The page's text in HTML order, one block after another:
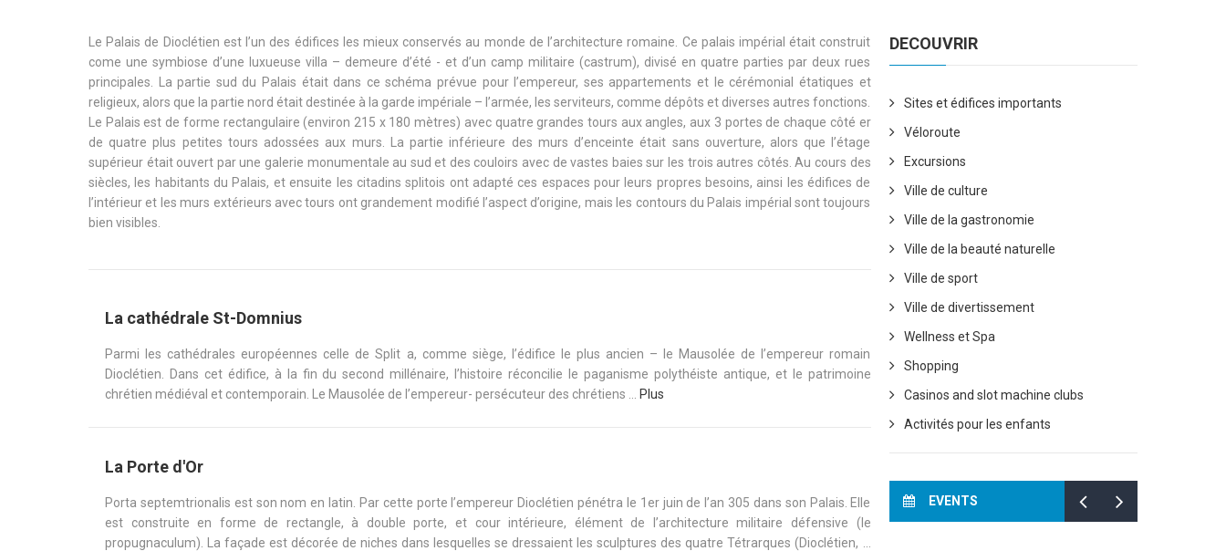
Le Palais de Dioclétien est l’un des édifices les mieux conservés au monde de l’architecture romaine. Ce palais impérial était construit
come une symbiose d’une luxueuse villa – demeure d’été - et d’un camp militaire (castrum), divisé en quatre parties par deux rues
principales. La partie sud du Palais était dans ce schéma prévue pour l’empereur, ses appartements et le cérémonial étatiques et
religieux, alors que la partie nord était destinée à la garde impériale – l’armée, les serviteurs, comme dépôts et diverses autres fonctions.
Le Palais est de forme rectangulaire (environ 215 x 180 mètres) avec quatre grandes tours aux angles, aux 3 portes de chaque côté er
de quatre plus petites tours adossées aux murs. La partie inférieure des murs d’enceinte était sans ouverture, alors que l’étage
supérieur était ouvert par une galerie monumentale au sud et des couloirs avec de vastes baies sur les trois autres côtés. Au cours des
siècles, les habitants du Palais, et ensuite les citadins splitois ont adapté ces espaces pour leurs propres besoins, ainsi les édifices de
l’intérieur et les murs extérieurs avec tours ont grandement modifié l’aspect d’origine, mais les contours du Palais impérial sont toujours
bien visibles.
La cathédrale St-Domnius
Parmi les cathédrales européennes celle de Split a, comme siège, l’édifice le plus ancien – le Mausolée de l’empereur romain
Dioclétien. Dans cet édifice, à la fin du second millénaire, l’histoire réconcilie le paganisme polythéiste antique, et le patrimoine
chrétien médiéval et contemporain. Le Mausolée de l’empereur- persécuteur des chrétiens ...
Plus
La Porte d'Or
Porta septemtrionalis est son nom en latin. Par cette porte l’empereur Dioclétien pénétra le 1er juin de l’an 305 dans son Palais. Elle
est construite en forme de rectangle, à double porte, et cour intérieure, élément de l’architecture militaire défensive (le
propugnaculum). La façade est décorée de niches dans lesquelles se dressaient les sculptures des quatre Tétrarques (Dioclétien, ...
DECOUVRIR
Sites et édifices importants
Véloroute
Excursions
Ville de culture
Ville de la gastronomie
Ville de la beauté naturelle
Ville de sport
Ville de divertissement
Wellness et Spa
Shopping
Casinos and slot machine clubs
Activités pour les enfants
EVENTS